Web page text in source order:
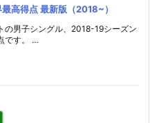
高得点 最新版（2018~）
の男子シングル、2018-19シーズン
です。 …